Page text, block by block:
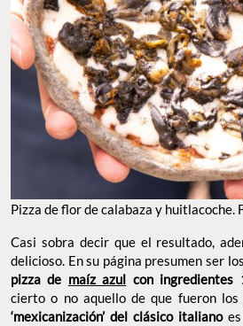
Pizza de flor de calabaza y huitlacoche.
Casi sobra decir que el resultado,
delicioso. En su página presumen ser
pizza de maíz azul con ingredientes
cierto o no aquello de que fueron los
‘mexicanización’ del clásico italianoes